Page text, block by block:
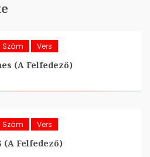
Szám Vers
(A Felfedező)
Szám Vers
(A Felfedező)